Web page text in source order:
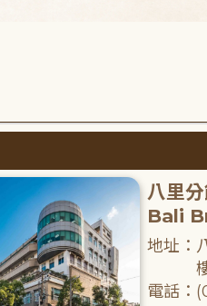
八里
Bali
地址：
電話：